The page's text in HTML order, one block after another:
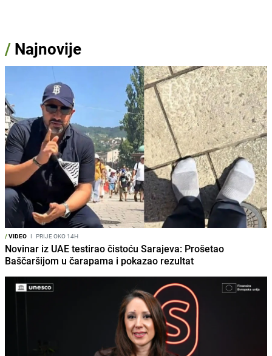
/ Najnovije
/VIDEO I PRIJE OKO 14H
Novinar iz UAE testirao čistoću Sarajeva: Prošetao
Baščaršijom u čarapama i pokazao rezultat